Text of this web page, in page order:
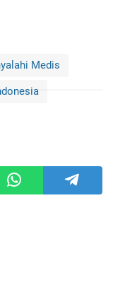
Medis